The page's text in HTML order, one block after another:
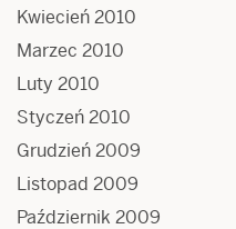
Kwiecień 2010
Marzec 2010
Luty 2010
Styczeń 2010
Grudzień 2009
Listopad 2009
Październik 2009